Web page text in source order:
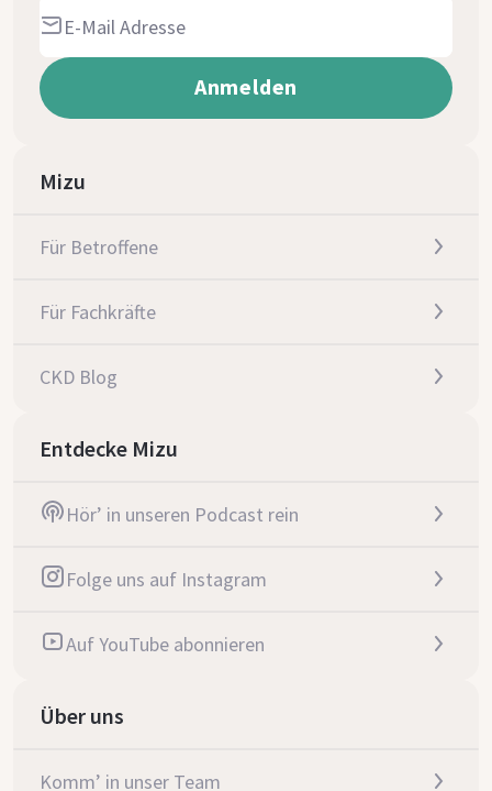
Mizu
Für Betroffene
Für Fachkräfte
CKD Blog
Entdecke Mizu
Hör’ in unseren Podcast rein
Folge uns auf Instagram
Auf YouTube abonnieren
Über uns
Komm’ in unser Team